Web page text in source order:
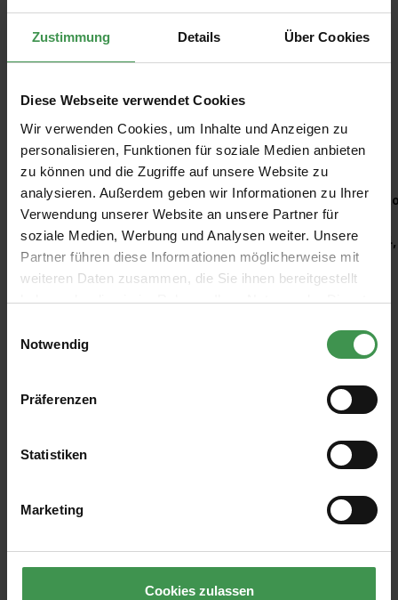
Zustimmung Details Über Cookies
Diese Webseite verwendet Cookies
Wir verwenden Cookies, um Inhalte und Anzeigen zu
personalisieren, Funktionen für soziale Medien anbieten
zu können und die Zugriffe auf unsere Website zu
analysieren. Außerdem geben wir Informationen zu Ihrer
Verwendung unserer Website an unsere Partner für
soziale Medien, Werbung und Analysen weiter. Unsere
Partner führen diese Informationen möglicherweise mit
weiteren Daten zusammen, die Sie ihnen bereitgestellt
haben oder die sie im Rahmen Ihrer Nutzung der Dienste
Notwendig
Präferenzen
Statistiken
Marketing
Cookies zulassen
Empfohlenes Zubehör
Produktgalerie überspringen
Kleisterroller
6,97 €
E-Mail-Adresse*